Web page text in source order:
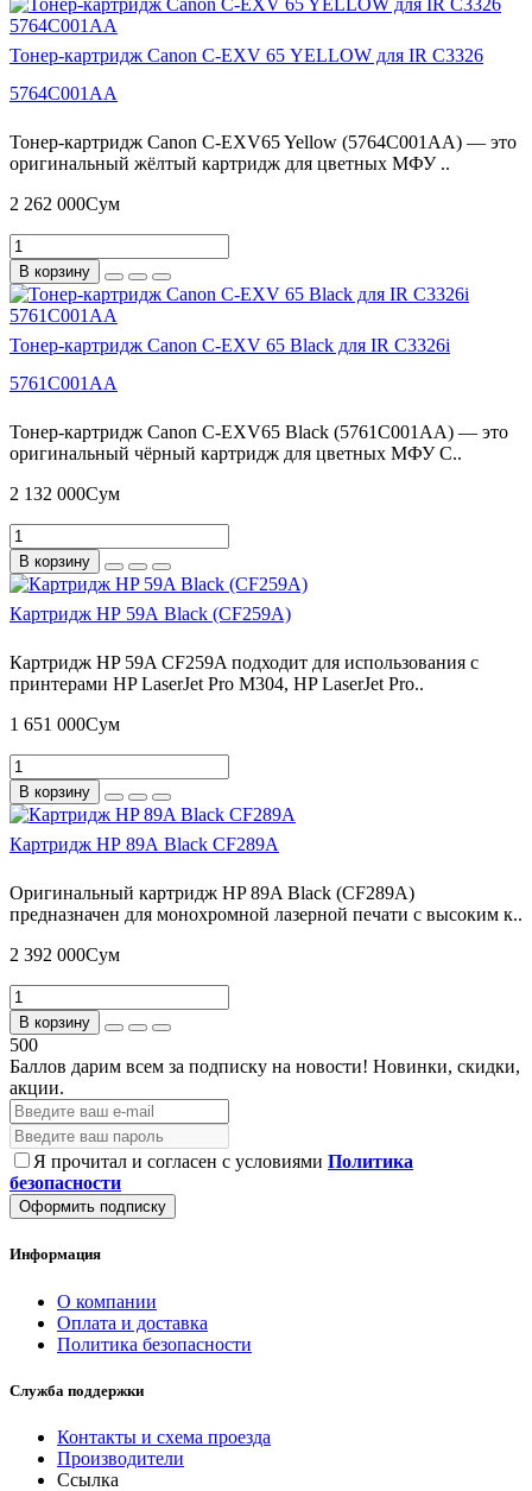
Тонер-картридж Canon C-EXV 65 YELLOW для IR C3326
5764C001AA
Тонер-картридж Canon C-EXV65 Yellow (5764C001AA) — это
оригинальный жёлтый картридж для цветных МФУ ..
2 262 000Сум
В корзину
Тонер-картридж Canon C-EXV 65 Black для IR C3326i
5761C001AA
Тонер-картридж Canon C-EXV65 Black (5761C001AA) — это
оригинальный чёрный картридж для цветных МФУ C..
2 132 000Сум
В корзину
Картридж HP 59A Black (CF259A)
Картридж HP 59A CF259A подходит для использования с
принтерами HP LaserJet Pro M304, HP LaserJet Pro..
1 651 000Сум
В корзину
Картридж HP 89A Black CF289A
Оригинальный картридж HP 89A Black (CF289A)
предназначен для монохромной лазерной печати с высоким к..
2 392 000Сум
В корзину
500
Баллов дарим всем за подписку на новости! Новинки, скидки,
акции.
Я прочитал и согласен с условиями Политика
безопасности
Оформить подписку
Информация
О компании
Оплата и доставка
Политика безопасности
Служба поддержки
Контакты и схема проезда
Производители
Ссылка